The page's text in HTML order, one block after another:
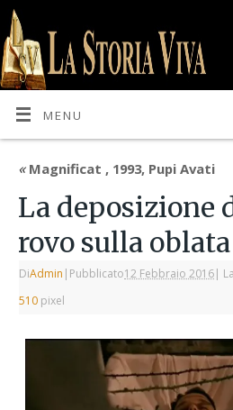
MENU
«Magnificat , 1993, Pupi Avati
La deposizione
rovo sulla
DiAdmin | Pubblicato12 Febbraio 2016|
510 pixel